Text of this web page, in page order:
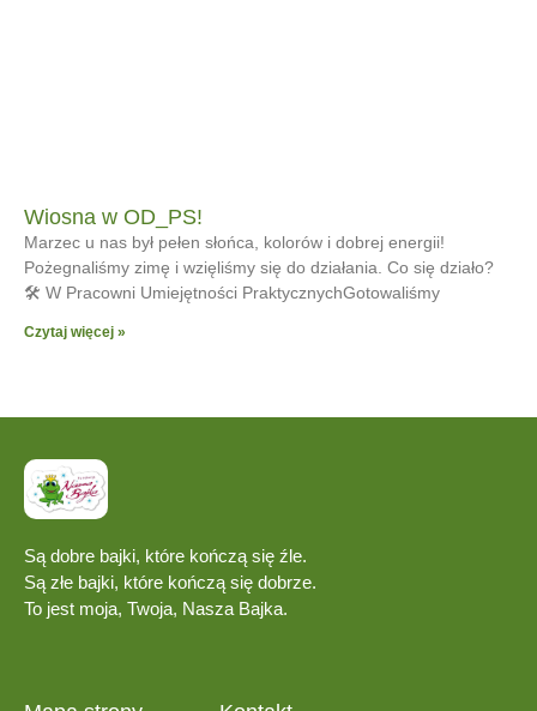
Wiosna w OD_PS!
Marzec u nas był pełen słońca, kolorów i dobrej energii!
Pożegnaliśmy zimę i wzięliśmy się do działania. Co się działo?
🛠 W Pracowni Umiejętności PraktycznychGotowaliśmy
Czytaj więcej »
Są dobre bajki, które kończą się źle.
Są złe bajki, które kończą się dobrze.
To jest moja, Twoja, Nasza Bajka.